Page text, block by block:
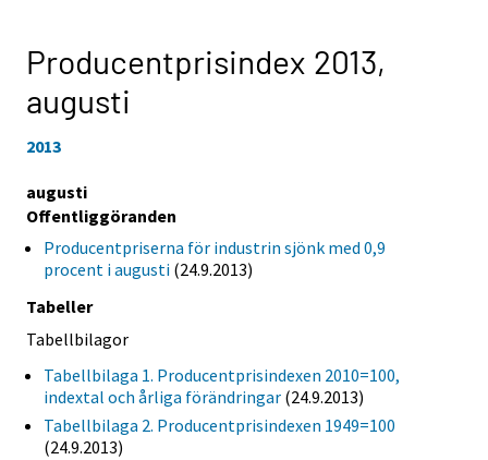
Producentprisindex 2013,
augusti
2013
augusti
Offentliggöranden
Producentpriserna för industrin sjönk med 0,9
procent i augusti (24.9.2013)
Tabeller
Tabellbilagor
Tabellbilaga 1. Producentprisindexen 2010=100,
indextal och årliga förändringar (24.9.2013)
Tabellbilaga 2. Producentprisindexen 1949=100
(24.9.2013)